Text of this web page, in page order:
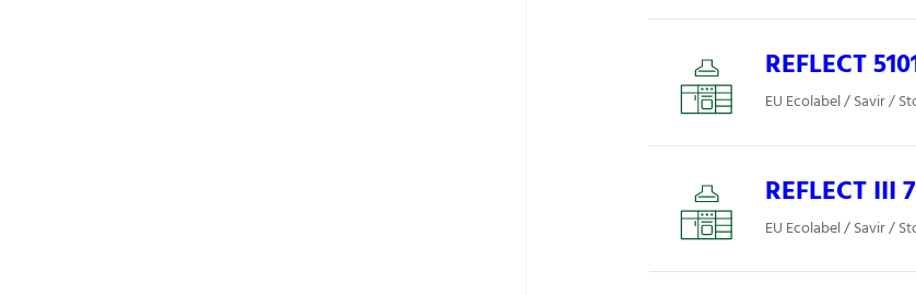
REFLECT
EU Ecolabel / Savir /
REFLECT
EU Ecolabel / Savir /